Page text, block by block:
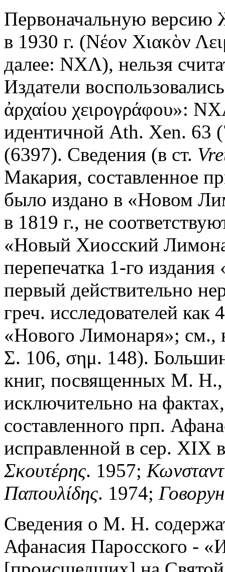
Первоначальную версию
в 1930 г. (Νέον Χιακὸν
далее: ΝΧΛ), нельзя
Издатели
ἀρχαίου χειρογράφου»:
идентичной Ath. Xen. 63
(6397). Сведения (в ст.
Макария, составленное
было издано в «Новом
в 1819 г., не
«Новый Хиосский
перепечатка 1-го
первый действительно
греч. исследователей
«Нового Лимонаря»; см.,
Σ. 106, σημ. 148).
книг, посвященных М. Н.,
исключительно на
составленного прп.
исправленной в сер. XIX
Σκουτέρης. 1957;
Παπουλίδης. 1974;
Сведения о М. Н.
Афанасия Паросского -